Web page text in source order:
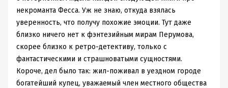
некроманта Фесса. Уж не знаю, откуда взялась
уверенность, что получу похожие эмоции. Тут даже
близко ничего нет к фэнтезийным мирам Перумова,
скорее близко к ретро-детективу, только с
фантастическими и страшноватыми сущностями.
Короче, дел было так: жил-поживал в уездном городе
богатейший купец, уважаемый член местного общества